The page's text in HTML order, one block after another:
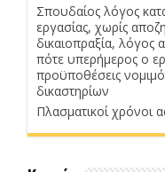
Σπουδαίος λόγος
εργασίας, χωρίς
δικαιοπραξία,
πότε υπερήμερος ο
προϋποθέσεις
δικαστηρίων
Πλασματικοί χρόνοι